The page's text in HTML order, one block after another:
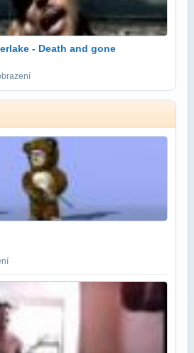
- Death and gone